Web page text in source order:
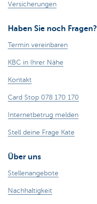
Versicherungen
Haben Sie noch Fragen?
Termin vereinbaren
KBC in Ihrer Nähe
Kontakt
Card Stop 078 170 170
Internetbetrug melden
Stell deine Frage Kate
Über uns
Stellenangebote
Nachhaltigkeit